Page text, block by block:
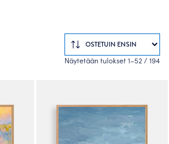
Näytetään tulokset 1–52 / 194